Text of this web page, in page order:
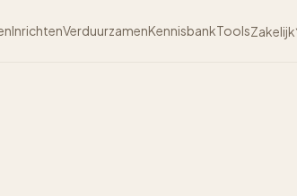
InrichtenVerduurzamenKennisbankToolsZakelijk